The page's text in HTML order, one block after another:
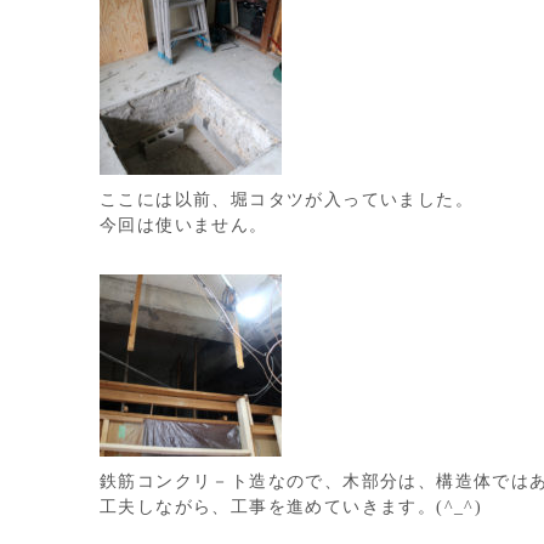
ここには以前、堀コタツが入っていました。
今回は使いません。
鉄筋コンクリ－ト造なので、木部分は、構造体では
工夫しながら、工事を進めていきます。(^_^)